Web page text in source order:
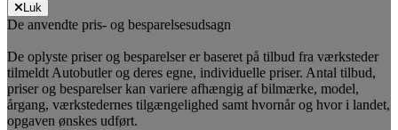
Luk
De anvendte pris- og besparelsesudsagn
De oplyste priser og besparelser er baseret på tilbud fra værksteder
tilmeldt Autobutler og deres egne, individuelle priser. Antal tilbud,
priser og besparelser kan variere afhængig af bilmærke, model,
årgang, værkstedernes tilgængelighed samt hvornår og hvor i landet,
opgaven ønskes udført.